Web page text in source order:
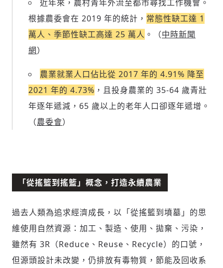
近年來，農村青年外流至都市尋找工作機會。
根據農委會在 2019 年的統計， 常態性缺工達 1
萬人、季節性缺工高達 25 萬人 。（中時新聞
網）
農業就業人口佔比從 2017 年的 4.91% 降至
2021 年的 4.73% ，且投身農業的 35-64 歲青壯
年逐年遞減，65 歲以上的老年人口卻逐年遞增。
（農委會）
「從搖籃到搖籃」概念，打造永續農業
過去人類為追求經濟成長，以「從搖籃到墳墓」的思
維使用自然資源：加工、製造、使用、拋棄、污染，
雖然有 3R（Reduce、Reuse、Recycle）的口號，
但源頭設計未改變，仍排放有毒物質，節能及回收系